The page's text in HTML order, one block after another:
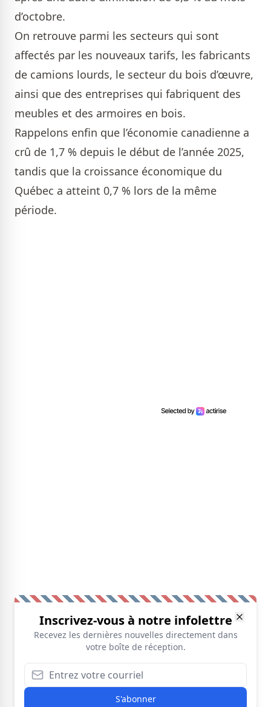
d’octobre.
On retrouve parmi les secteurs qui sont
affectés par les nouveaux tarifs, les fabricants
de camions lourds, le secteur du bois d’œuvre,
ainsi que des entreprises qui fabriquent des
meubles et des armoires en bois.
Rappelons enfin que l’économie canadienne a
crû de 1,7 % depuis le début de l’année 2025,
tandis que la croissance économique du
Québec a atteint 0,7 % lors de la même
période.
Inscrivez-vous à notre infolettre
Recevez les dernières nouvelles directement dans
votre boîte de réception.
S'abonner